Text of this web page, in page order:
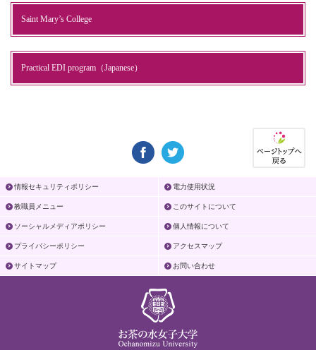
Saint Mary’s College
Practical EDI program（Japanese）
情報セキュリティポリシー 電力使用状況
教職員メニュー このサイトについて
ソーシャルメディアポリシー 個人情報について
プライバシーポリシー アクセスマップ
サイトマップ お問い合わせ